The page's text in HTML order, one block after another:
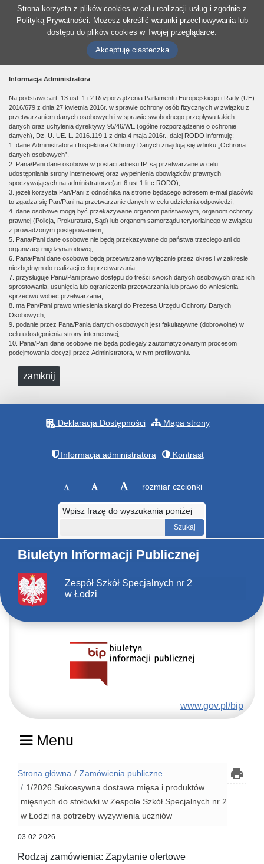
Strona korzysta z plików cookies w celu realizacji usług i zgodnie z
Polityką Prywatności. Możesz określić warunki przechowywania lub
dostępu do plików cookies w Twojej przeglądarce.
Akceptuję ciasteczka
Informacja Administratora
Na podstawie art. 13 ust. 1 i 2 Rozporządzenia Parlamentu Europejskiego i Rady (UE)
2016/679 z dnia 27 kwietnia 2016r. w sprawie ochrony osób fizycznych w związku z
przetwarzaniem danych osobowych i w sprawie swobodnego przepływu takich
danych oraz uchylenia dyrektywy 95/46/WE (ogólne rozporządzenie o ochronie
danych), Dz. U. UE. L. 2016.119.1 z dnia 4 maja 2016r., dalej RODO informuję:
1. dane Administratora i Inspektora Ochrony Danych znajdują się w linku „Ochrona
danych osobowych”,
2. Pana/Pani dane osobowe w postaci adresu IP, są przetwarzane w celu
udostępniania strony internetowej oraz wypełnienia obowiązków prawnych
spoczywających na administratorze(art.6 ust.1 lit.c RODO),
3. jeżeli korzysta Pan/Pani z odnośnika na stronie będącego adresem e-mail placówki
to zgadza się Pan/Pani na przetwarzanie danych w celu udzielenia odpowiedzi,
4. dane osobowe mogą być przekazywane organom państwowym, organom ochrony
prawnej (Policja, Prokuratura, Sąd) lub organom samorządu terytorialnego w związku
z prowadzonym postępowaniem,
5. Pana/Pani dane osobowe nie będą przekazywane do państwa trzeciego ani do
organizacji międzynarodowej,
6. Pana/Pani dane osobowe będą przetwarzane wyłącznie przez okres i w zakresie
niezbędnym do realizacji celu przetwarzania,
7. przysługuje Panu/Pani prawo dostępu do treści swoich danych osobowych oraz ich
sprostowania, usunięcia lub ograniczenia przetwarzania lub prawo do wniesienia
sprzeciwu wobec przetwarzania,
8. ma Pan/Pani prawo wniesienia skargi do Prezesa Urzędu Ochrony Danych
Osobowych,
9. podanie przez Pana/Panią danych osobowych jest fakultatywne (dobrowolne) w
celu udostępnienia strony internetowej,
10. Pana/Pani dane osobowe nie będą podlegały zautomatyzowanym procesom
podejmowania decyzji przez Administratora, w tym profilowaniu.
zamknij
Deklaracja Dostępności Mapa strony
Informacja administratora Kontrast
rozmiar czcionki
Wpisz frazę do wyszukania poniżej
Biuletyn Informacji Publicznej
Zespół Szkół Specjalnych nr 2
w Łodzi
www.gov.pl/bip
Menu
Strona główna
Zamówienia publiczne
1/2026 Sukcesywna dostawa mięsa i produktów
mięsnych do stołówki w Zespole Szkół Specjalnych nr 2
w Łodzi na potrzeby wyżywienia uczniów
03-02-2026
Rodzaj zamówienia: Zapytanie ofertowe